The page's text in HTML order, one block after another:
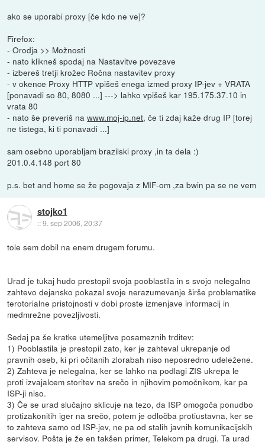
ako se uporabi proxy [če kdo ne ve]?
Firefox:
- Orodja >> Možnosti
- nato klikneš spodaj na Nastavitve povezave
- izbereš tretji krožec Ročna nastavitev proxy
- v okence Proxy HTTP vpišeš enega izmed proxy IP-jev + VRATA
[ponavadi so 80, 8080 ...] ---> lahko vpišeš kar 195.175.37.10 in
vrata 80
- nato še preveriš nawww.moj-ip.net, če ti zdaj kaže drug IP [torej
ne tistega, ki ti ponavadi ...]
sam osebno uporabljam brazilski proxy ,in ta dela :)
201.0.4.148 port 80
p.s. bet and home se že pogovaja z MIF-om ,za bwin pa se ne vem
stojko1
::9. sep 2006, 20:37
tole sem dobil na enem drugem forumu.
Urad je tukaj hudo prestopil svoja pooblastila in s svojo nelegalno
zahtevo dejansko pokazal svoje nerazumevanje širše problematike
terotorialne pristojnosti v dobi proste izmenjave informacij in
medmrežne povezljivosti.
Sedaj pa še kratke utemeljitve posameznih trditev:
1) Pooblastila je prestopil zato, ker je zahteval ukrepanje od
pravnih oseb, ki pri očitanih zlorabah niso neposredno udeležene.
2) Zahteva je nelegalna, ker se lahko na podlagi ZIS ukrepa le
proti izvajalcem storitev na srečo in njihovim pomočnikom, kar pa
ISP-ji niso.
3) Če se urad slučajno sklicuje na tezo, da ISP omogoča ponudbo
protizakonitih iger na srečo, potem je odločba protiustavna, ker se
to zahteva samo od ISP-jev, ne pa od stalih javnih komunikacijskih
servisov. Pošta je že en takšen primer, Telekom pa drugi. Ta urad